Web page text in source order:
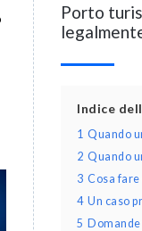
Porto
Indice
1 Quando
2 Quando
3 Cosa fare
4 Un caso
5